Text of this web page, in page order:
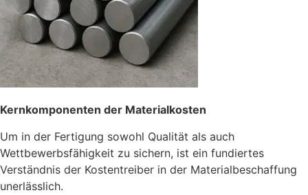
Kernkomponenten der Materialkosten
Um in der Fertigung sowohl Qualität als auch
Wettbewerbsfähigkeit zu sichern, ist ein fundiertes
Verständnis der Kostentreiber in der Materialbeschaffung
unerlässlich.